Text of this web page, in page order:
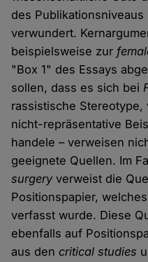
des
verwundert.
beispielsweise zur
"Box 1" des Essays
sollen, dass es sich bei
rassistische
nicht-repräsentative
handele – verweisen
geeignete Quellen. Im
surgeryverweist die
Positionspapier,
verfasst wurde. Diese
ebenfalls auf
aus dencritical studies